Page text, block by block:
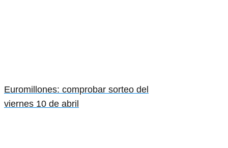
Euromillones: comprobar sorteo del
viernes 10 de abril